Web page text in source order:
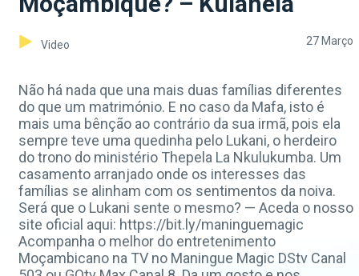
Video 27 Março
Não há nada que una mais duas famílias diferentes
do que um matrimónio. E no caso da Mafa, isto é
mais uma bênção ao contrário da sua irmã, pois ela
sempre teve uma quedinha pelo Lukani, o herdeiro
do trono do ministério Thepela La Nkulukumba. Um
casamento arranjado onde os interesses das
famílias se alinham com os sentimentos da noiva.
Será que o Lukani sente o mesmo? — Aceda o nosso
site oficial aqui: https://bit.ly/maninguemagic
Acompanha o melhor do entretenimento
Moçambicano na TV no Maningue Magic DStv Canal